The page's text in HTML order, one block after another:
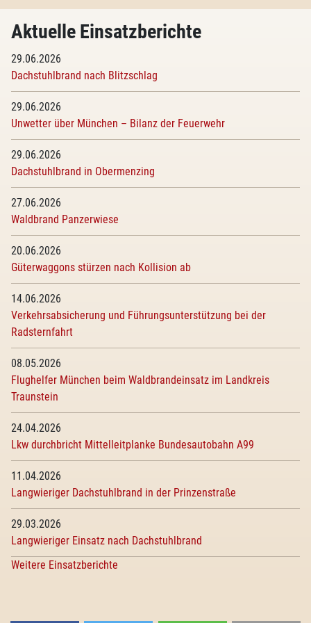
Aktuelle Einsatzberichte
29.06.2026
Dachstuhlbrand nach Blitzschlag
29.06.2026
Unwetter über München – Bilanz der Feuerwehr
29.06.2026
Dachstuhlbrand in Obermenzing
27.06.2026
Waldbrand Panzerwiese
20.06.2026
Güterwaggons stürzen nach Kollision ab
14.06.2026
Verkehrsabsicherung und Führungsunterstützung bei der
Radsternfahrt
08.05.2026
Flughelfer München beim Waldbrandeinsatz im Landkreis
Traunstein
24.04.2026
Lkw durchbricht Mittelleitplanke Bundesautobahn A99
11.04.2026
Langwieriger Dachstuhlbrand in der Prinzenstraße
29.03.2026
Langwieriger Einsatz nach Dachstuhlbrand
Weitere Einsatzberichte